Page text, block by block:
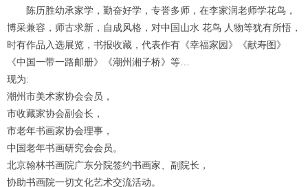
陈历胜幼承家学，勤奋好学，专誉多师，在李家润老师学花鸟，
博采兼容，师古求新，自成风格，对中国山水 花鸟 人物等犹有所悟，
时有作品入选展览，书报收藏，代表作有《幸福家园》《献寿图》
《中国一带一路邮册》《潮州湘子桥》等
现为:
潮州市美术家协会会员，
市收藏家协会副会长，
市老年书画家协会理事，
中国老年书画研究会会员。
北京翰林书画院广东分院签约书画家、副院长，
协助书画院一切文化艺术交流活动。